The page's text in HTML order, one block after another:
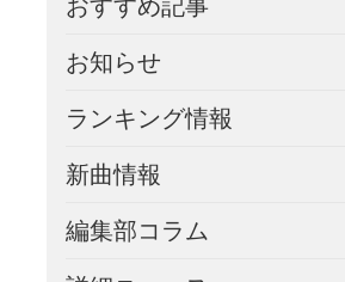
おすすめ記事
お知らせ
ランキング情報
新曲情報
編集部コラム